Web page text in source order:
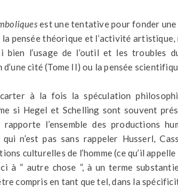
est une tentative pour fonder
pensée théorique et l’activité artistique,
bien l’usage de l’outil et les troubles
cité (Tome II) ou la pensée
à la fois la spéculation
si Hegel et Schelling sont souvent
rapporte l’ensemble des productions
n’est pas sans rappeler Husserl,
culturelles de l’homme (ce qu’il
à “ autre chose ”, à un terme
compris en tant que tel, dans la